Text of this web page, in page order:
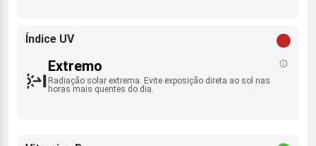
Índice UV
Extremo
Radiação solar extrema. Evite exposição direta ao sol nas
horas mais quentes do dia.